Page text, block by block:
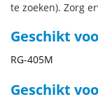
te zoeken). Zorg
Geschikt
RG-405M
Geschikt